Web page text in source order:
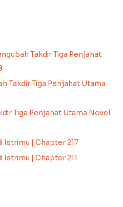
Takdir Tiga Penjahat
Takdir Tiga Penjahat Utama
Tiga Penjahat Utama Novel
Istrimu | Chapter 217
Istrimu | Chapter 211